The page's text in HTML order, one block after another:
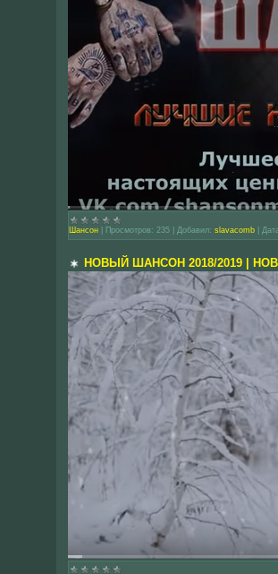
Шансон Просмотров: 235 Добавил: slavacomb
НОВЫЙ ШАНСОН 2018/2019 |